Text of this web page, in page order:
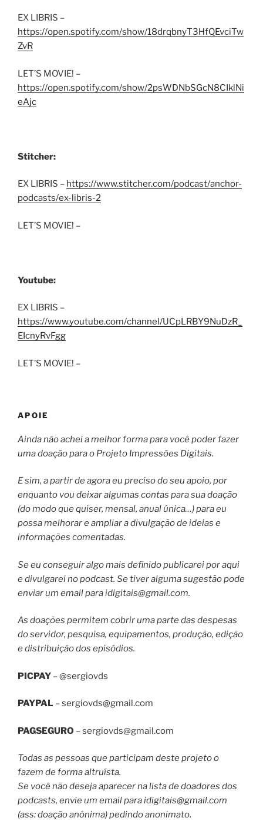
EX LIBRIS –
https://open.spotify.com/show/18drqbnyT3HfQEvciTw
ZvR
LET’S MOVIE! –
https://open.spotify.com/show/2psWDNbSGcN8CIklNi
eAjc
Stitcher:
EX LIBRIS – https://www.stitcher.com/podcast/anchor-
podcasts/ex-libris-2
LET’S MOVIE! –
Youtube:
EX LIBRIS –
https://www.youtube.com/channel/UCpLRBY9NuDzR_
EIcnyRvFgg
LET’S MOVIE! –
APOIE
Ainda não achei a melhor forma para você poder fazer
uma doação para o Projeto Impressões Digitais.
E sim, a partir de agora eu preciso do seu apoio, por
enquanto vou deixar algumas contas para sua doação
(do modo que quiser, mensal, anual única…) para eu
possa melhorar e ampliar a divulgação de ideias e
informações comentadas.
Se eu conseguir algo mais definido publicarei por aqui
e divulgarei no podcast. Se tiver alguma sugestão pode
enviar um email paraidigitais@gmail.com.
As doações permitem cobrir uma parte das despesas
do servidor, pesquisa, equipamentos, produção, edição
e distribuição dos episódios.
PICPAY – @sergiovds
PAYPAL –sergiovds@gmail.com
PAGSEGURO –sergiovds@gmail.com
Todas as pessoas que participam deste projeto o
fazem de forma altruísta.
Se você não deseja aparecer na lista de doadores dos
podcasts, envie um email paraidigitais@gmail.com
(ass: doação anônima) pedindo anonimato.